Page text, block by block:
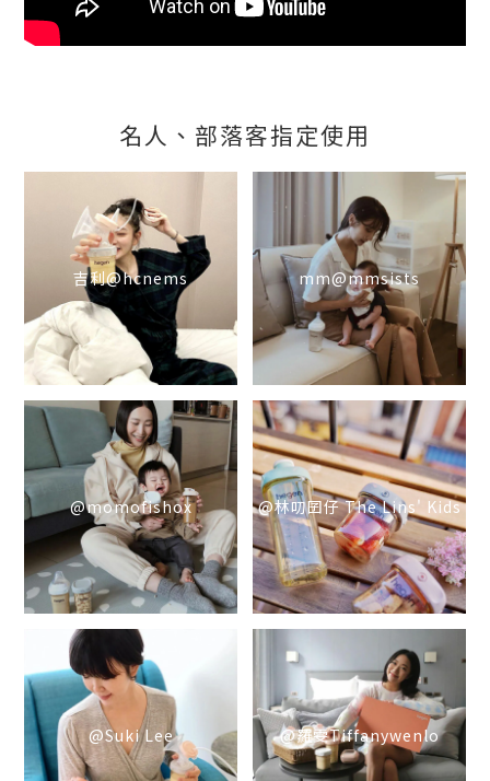
名人、部落客指定使用
吉利@hcnems mm@mmsists
@momofishox @林叨囝仔 The Lins' Kids
@Suki Lee @羅雯Tiffanywenlo